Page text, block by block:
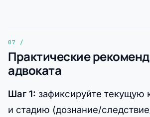
Практические
адвоката
Шаг 1: зафиксируйте текущую
и стадию (дознание/